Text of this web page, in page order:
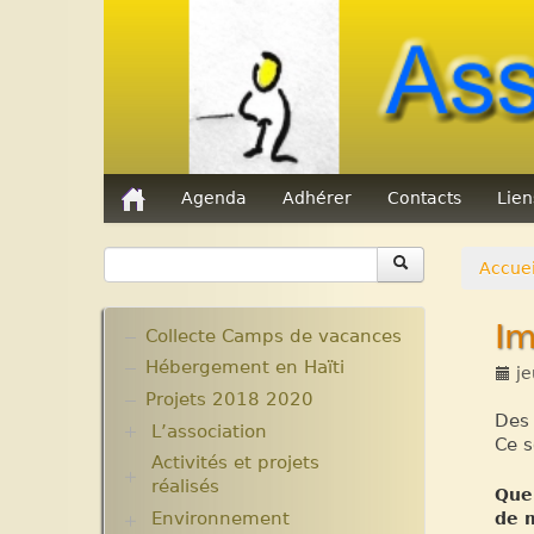
Agenda Adhérer Contacts
Accueil
Ce
de
Collecte Camps de vacances
Hébergement en Haïti
Projets 2018 2020
L’association
Assemblées Générales
Nos partenaires.
Activités et projets
réalisés
Ecole Massawist. Verrettes.
Environnement